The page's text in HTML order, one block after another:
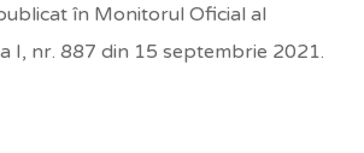
în Monitorul Oficial al
I, nr. 887 din 15 septembrie 2021.